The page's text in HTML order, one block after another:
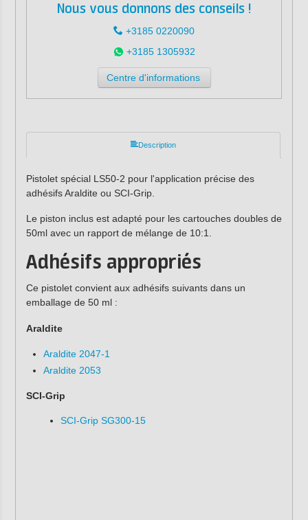
Nous vous donnons des conseils !
+3185 0220090
+3185 1305932
Centre d'informations
Description
Pistolet spécial LS50-2 pour l'application précise des
adhésifs Araldite ou SCI-Grip.
Le piston inclus est adapté pour les cartouches doubles de
50ml avec un rapport de mélange de 10:1.
Adhésifs appropriés
Ce pistolet convient aux adhésifs suivants dans un
emballage de 50 ml :
Araldite
Araldite 2047-1
Araldite 2053
SCI-Grip
SCI-Grip SG300-15